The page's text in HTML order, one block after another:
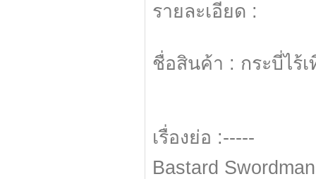
รายละเอียด :
ชื่อสินค้า : กระบี่ไร้
เรื่องย่อ :-----
Bastard